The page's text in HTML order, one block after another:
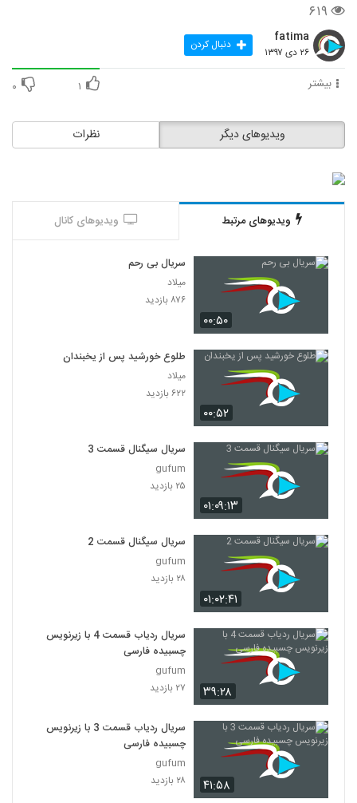
۶۱۹
fatima
۲۶ دی ۱۳۹۷ دنبال کردن
بیشتر ۱ ۰
نظرات ویدیوهای دیگر
ویدیوهای مرتبط ویدیوهای کانال
۰۰:۵۰
سریال بی رحم
میلاد
۸۷۶ بازدید
۰۰:۵۲
طلوع خورشید پس از یخبندان
میلاد
۶۲۲ بازدید
۰۱:۰۹:۱۳
سریال سیگنال قسمت 3
gufum
۲۵ بازدید
۰۱:۰۲:۴۱
سریال سیگنال قسمت 2
gufum
۲۸ بازدید
۳۹:۲۸
سریال ردیاب قسمت 4 با زیرنویس
چسبیده فارسی
gufum
۲۷ بازدید
۴۱:۵۸
سریال ردیاب قسمت 3 با زیرنویس
چسبیده فارسی
gufum
۲۸ بازدید